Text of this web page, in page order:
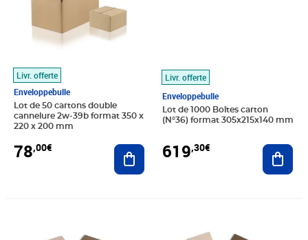
Livr. offerte
Enveloppebulle
Lot de 50 cartons double
cannelure 2w-39b format 350 x
220 x 200 mm
78,00€ Ajouter au panier
Livr. offerte
Enveloppebulle
Lot de 1000 Boîtes carton
(N°36) format 305x215x140 mm
619,30€